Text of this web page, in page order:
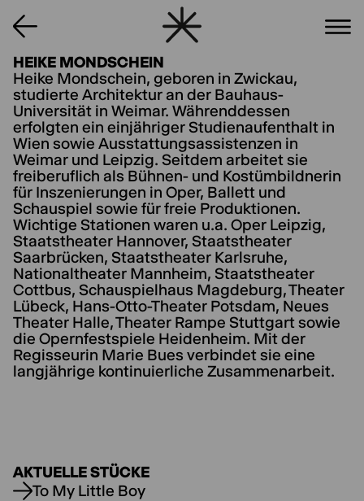
HEIKE MONDSCHEIN
Heike Mondschein, geboren in Zwickau,
studierte Architektur an der Bauhaus-
Universität in Weimar. Währenddessen
erfolgten ein einjähriger Studienaufenthalt in
Wien sowie Ausstattungsassistenzen in
Weimar und Leipzig. Seitdem arbeitet sie
freiberuflich als Bühnen- und Kostümbildnerin
für Inszenierungen in Oper, Ballett und
Schauspiel sowie für freie Produktionen.
Wichtige Stationen waren u.a. Oper Leipzig,
Staatstheater Hannover, Staatstheater
Saarbrücken, Staatstheater Karlsruhe,
Nationaltheater Mannheim, Staatstheater
Cottbus, Schauspielhaus Magdeburg, Theater
Lübeck, Hans-Otto-Theater Potsdam, Neues
Theater Halle, Theater Rampe Stuttgart sowie
die Opernfestspiele Heidenheim. Mit der
Regisseurin Marie Bues verbindet sie eine
langjährige kontinuierliche Zusammenarbeit.
AKTUELLE STÜCKE
To My Little Boy